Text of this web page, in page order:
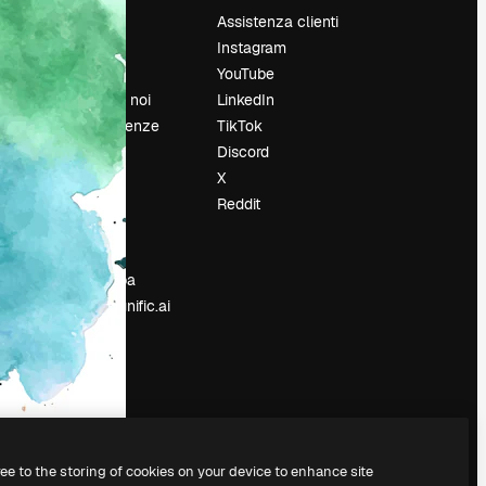
Prezzi
Chi siamo
Recensioni
Lavora con noi
Cerca tendenze
Blog
Eventi
Slidesgo
Vendi i tuoi
contenuti
Sala stampa
Cerchi magnific.ai
Assistenza clienti
Instagram
YouTube
LinkedIn
TikTok
Discord
X
Reddit
to the storing of cookies on your device to enhance site